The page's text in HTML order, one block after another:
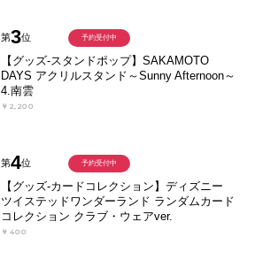
第3位
【グッズ-スタンドポップ】SAKAMOTO
DAYS アクリルスタンド～Sunny Afternoon～
4.南雲
￥2,200
予約受付中
第4位
【グッズ-カードコレクション】ディズニー
ツイステッドワンダーランド ランダムカード
コレクション クラブ・ウェアver.
￥400
予約受付中